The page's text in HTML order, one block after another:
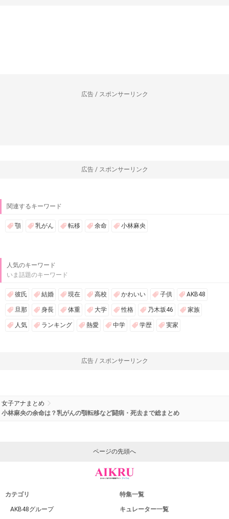
広告 / スポンサーリンク
広告 / スポンサーリンク
関連するキーワード
顎 乳がん 転移 余命 小林麻央
人気のキーワード
いま話題のキーワード
彼氏 結婚 現在 高校 かわいい 子供 AKB48
旦那 身長 体重 大学 性格 乃木坂46 家族
人気 ランキング 熱愛 中学 学歴 実家
広告 / スポンサーリンク
女子アナまとめ
小林麻央の余命は？乳がんの顎転移など闘病・死去まで総まとめ
ページの先頭へ
カテゴリ
AKB48グループ
特集一覧
キュレーター一覧